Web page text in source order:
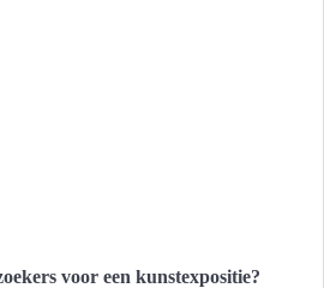
voor een kunstexpositie?